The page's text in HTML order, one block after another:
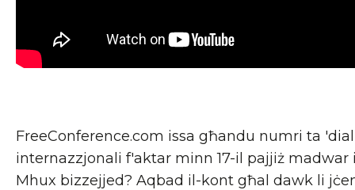
FreeConference.com issa għandu numri ta
internazzjonali f'aktar minn 17-il pajjiż madwar
Mhux bizzejjed? Aqbad il-kont għal dawk li